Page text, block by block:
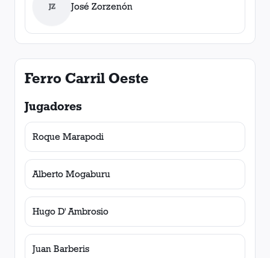
JZ José Zorzenón
Ferro Carril Oeste
Jugadores
Roque Marapodi
Alberto Mogaburu
Hugo D' Ambrosio
Juan Barberis